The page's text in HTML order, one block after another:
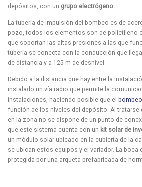
depósitos, con un grupo electrógeno.
La tubería de impulsión del bombeo es de
pozo, todos los elementos son de polietileno
que soportan las altas presiones a las que
tubería se conecta con la conducción que
de distancia y a 125 m de desnivel.
Debido a la distancia que hay entre la
instalado un vía radio que permite la
instalaciones, haciendo posible que el
función de los niveles del depósito. Al tratarse
en la zona no se dispone de un punto de
que este sistema cuenta con un kit solar de
un módulo solar ubicado en la cubierta de la
se ubican estos equipos y el variador. La boca
protegida por una arqueta prefabricada de